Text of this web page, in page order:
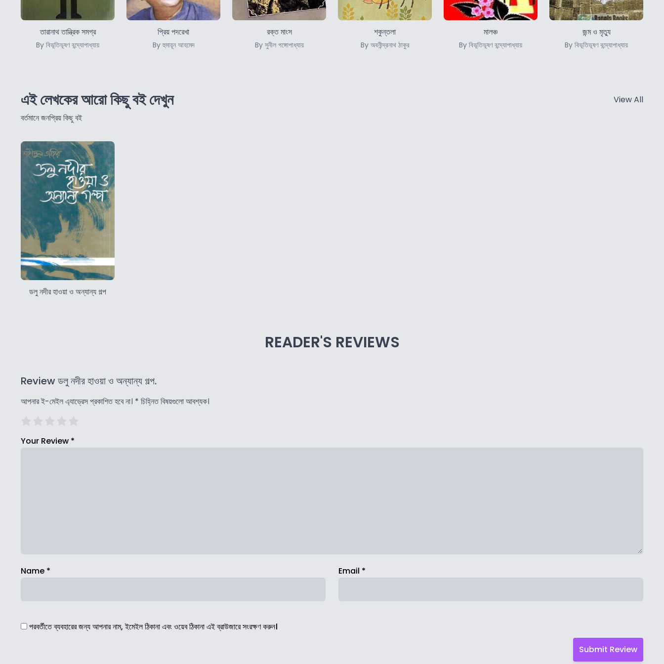
তারানাথ তান্ত্রিক সমগ্র
By বিভূতিভূষণ বন্দ্যোপাধ্যায়
প্রিয় পদরেখা
By হুমায়ূন আহমেদ
রক্ত মাংস
By সুনীল গঙ্গোপাধ্যায়
শকুন্তলা
By অবনীন্দ্রনাথ ঠাকুর
মালঞ্চ
By বিভূতিভূষণ বন্দ্যোপাধ্যায়
জন্ম ও মৃত্যু
By বিভূতিভূষণ বন্দ্যোপাধ্যায়
এই লেখকের আরো কিছু বই দেখুন
বর্তমানে জনপ্রিয় কিছু বই
View All
ডলু নদীর হাওয়া ও অন্যান্য গল্প
READER'S REVIEWS
Review ডলু নদীর হাওয়া ও অন্যান্য গল্প.
আপনার ই-মেইল এ্যাড্রেস প্রকাশিত হবে না। * চিহ্নিত বিষয়গুলো আবশ্যক।
Your Review *
Name * Email *
পরবর্তীতে ব্যবহারের জন্য আপনার নাম, ইমেইল ঠিকানা এবং ওয়েব ঠিকানা এই ব্রাউজারে সংরক্ষণ করুন।